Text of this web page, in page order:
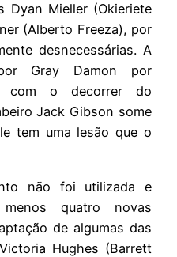
Dyan Mieller (Okieriete
(Alberto Freeza), por
desnecessárias. A
Gray Damon por
com o decorrer do
Jack Gibson some
tem uma lesão que o
não foi utilizada e
quatro novas
de algumas das
Hughes (Barrett